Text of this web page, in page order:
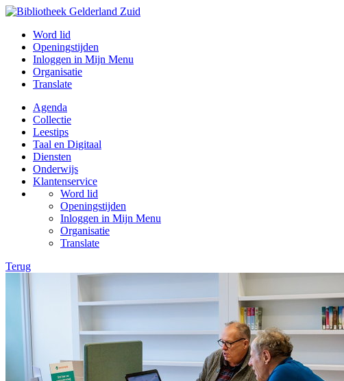
Word lid
Openingstijden
Inloggen in Mijn Menu
Organisatie
Translate
Agenda
Collectie
Leestips
Taal en Digitaal
Diensten
Onderwijs
Klantenservice
Word lid
Openingstijden
Inloggen in Mijn Menu
Organisatie
Translate
Terug